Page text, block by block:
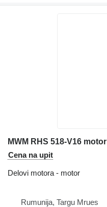
MWM RHS 518-V16 motor
Cena na upit
Delovi motora - motor
Rumunija, Targu Mrues